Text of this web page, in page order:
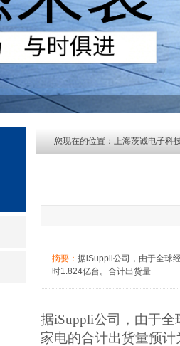
您现在的位置： 上海茨诚电子科
摘要： 据iSuppli公司，由于全球
时1.824亿台。合计出货量
据iSuppli公司，由于
家电的合计出货量预